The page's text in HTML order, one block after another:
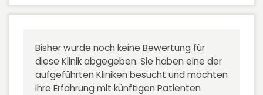
Bisher wurde noch keine Bewertung für
diese Klinik abgegeben. Sie haben eine der
aufgeführten Kliniken besucht und möchten
Ihre Erfahrung mit künftigen Patienten